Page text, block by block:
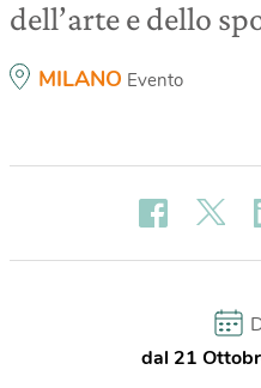
dell’arte e dello
MILANO Evento
dal 21